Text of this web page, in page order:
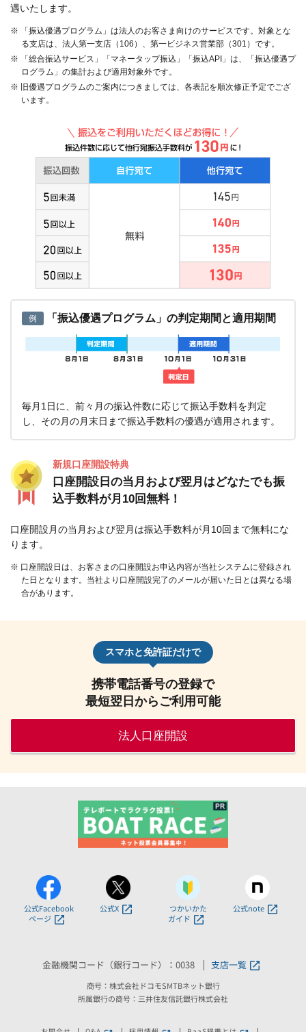
遇いたします。
※ 「振込優遇プログラム」は法人のお客さま向けのサービスです。対象とな
る支店は、法人第一支店（106）、第一ビジネス営業部（301）です。
※ 「総合振込サービス」「マネータップ振込」「振込API」は、「振込優遇プ
ログラム」の集計および適用対象外です。
※ 旧優遇プログラムのご案内につきましては、各表記を順次修正予定でござ
います。
例 「振込優遇プログラム」の判定期間と適用期間
毎月1日に、前々月の振込件数に応じて振込手数料を判定
し、その月の月末日まで振込手数料の優遇が適用されます。
新規口座開設特典
口座開設日の当月および翌月はどなたでも振
込手数料が月10回無料！
口座開設月の当月および翌月は振込手数料が月10回まで無料にな
ります。
※ 口座開設日は、お客さまの口座開設お申込内容が当社システムに登録され
た日となります。当社より口座開設完了のメールが届いた日とは異なる場
合があります。
スマホと免許証だけで
携帯電話番号の登録で
最短翌日からご利用可能
法人口座開設
公式Facebook
ページ
公式X
つかいかた
ガイド
公式note
金融機関コード（銀行コード）：0038 支店一覧
商号：株式会社ドコモSMTBネット銀行
所属銀行の商号：三井住友信託銀行株式会社